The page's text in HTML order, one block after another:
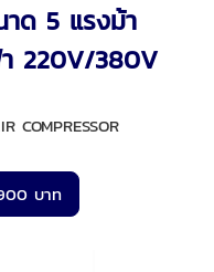
าด 5 แรงม้า
220V/380V
COMPRESSOR
บาท